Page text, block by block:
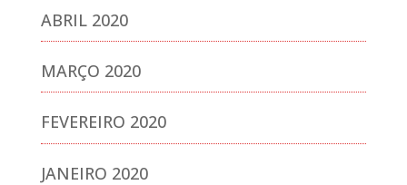
ABRIL 2020
MARÇO 2020
FEVEREIRO 2020
JANEIRO 2020